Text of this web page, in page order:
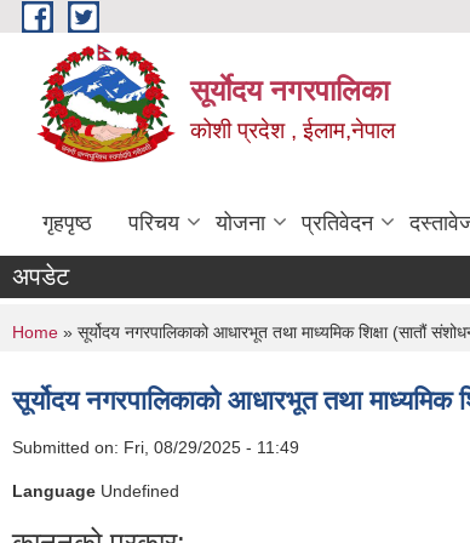
Skip to main content
सूर्याेदय नगरपालिका
कोशी प्रदेश , ईलाम,नेपाल
गृहपृष्ठ परिचय योजना प्रतिवेदन
अपडेट
You are here
Home » सूर्योदय नगरपालिकाको आधारभूत तथा माध्यमिक शिक्षा (सातौं
सूर्योदय नगरपालिकाको आधारभूत तथा माध्यमिक
Submitted on: Fri, 08/29/2025 - 11:49
Language Undefined